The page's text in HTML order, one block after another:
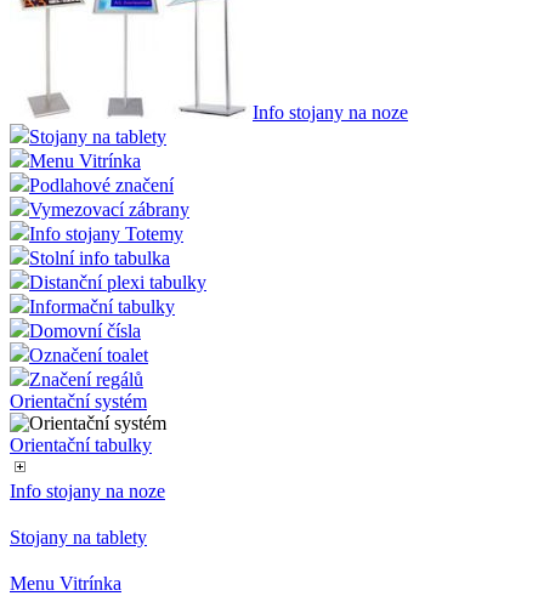
Info stojany na noze
Stojany na tablety
Menu Vitrínka
Podlahové značení
Vymezovací zábrany
Info stojany Totemy
Stolní info tabulka
Distanční plexi tabulky
Informační tabulky
Domovní čísla
Označení toalet
Značení regálů
Orientační systém
Orientační tabulky
Info stojany na noze
Stojany na tablety
Menu Vitrínka